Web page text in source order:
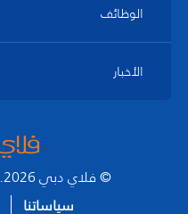
الوظائف
الأخبار
© فلاي دبي 2026. جميع الحقوق محفوظة.
سياساتنا